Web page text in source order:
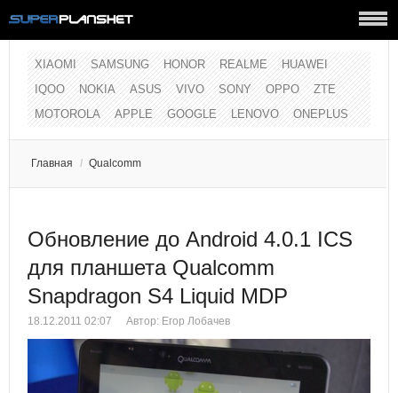
XIAOMI SAMSUNG HONOR REALME
HUAWEI
IQOO
NOKIA ASUS VIVO SONY OPPO
ZTE
MOTOROLA
APPLE GOOGLE LENOVO ONEPLUS
Главная / Qualcomm
Обновление до Android 4.0.1 ICS
для планшета Qualcomm
Snapdragon S4 Liquid MDP
18.12.2011 02:07 Автор: Егор Лобачев